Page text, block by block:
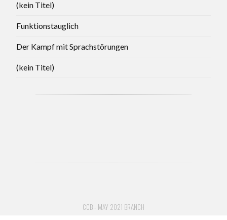
(kein Titel)
Funktionstauglich
Der Kampf mit Sprachstörungen
(kein Titel)
CCB - MAY 2021 BRANCH